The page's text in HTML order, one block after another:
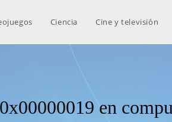
Ciencia Cine y televisión
en